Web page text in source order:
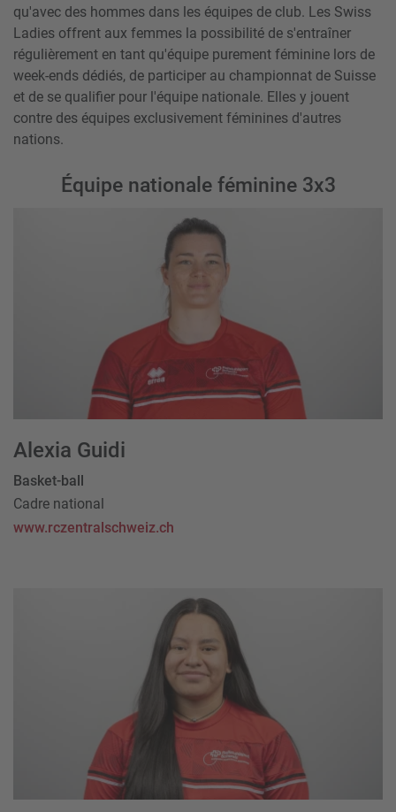
qu'avec des hommes dans les équipes de club. Les Swiss
Ladies offrent aux femmes la possibilité de s'entraîner
régulièrement en tant qu'équipe purement féminine lors de
week-ends dédiés, de participer au championnat de Suisse
et de se qualifier pour l'équipe nationale. Elles y jouent
contre des équipes exclusivement féminines d'autres
nations.
Équipe nationale féminine 3x3
Alexia Guidi
Basket-ball
Cadre national
www.rczentralschweiz.ch